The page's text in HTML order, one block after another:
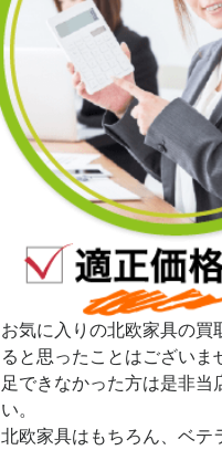
お気に入りの北欧家具の買
ると思ったことはございま
足できなかった方は是非当
い。
北欧家具はもちろん、ベテ